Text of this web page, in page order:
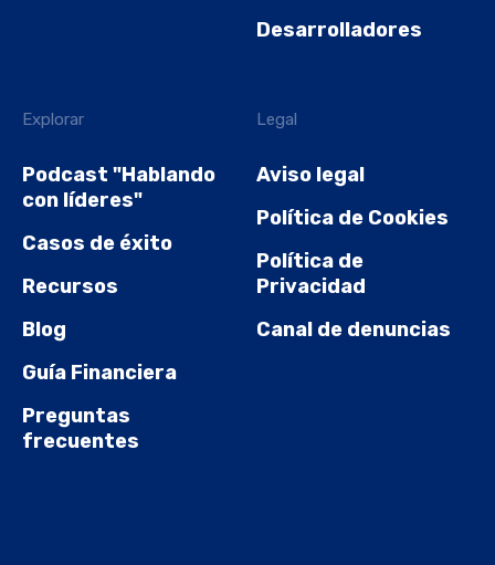
Desarrolladores
Explorar
Podcast "Hablando
con líderes"
Casos de éxito
Recursos
Blog
Guía Financiera
Preguntas
frecuentes
Legal
Aviso legal
Política de Cookies
Política de
Privacidad
Canal de denuncias